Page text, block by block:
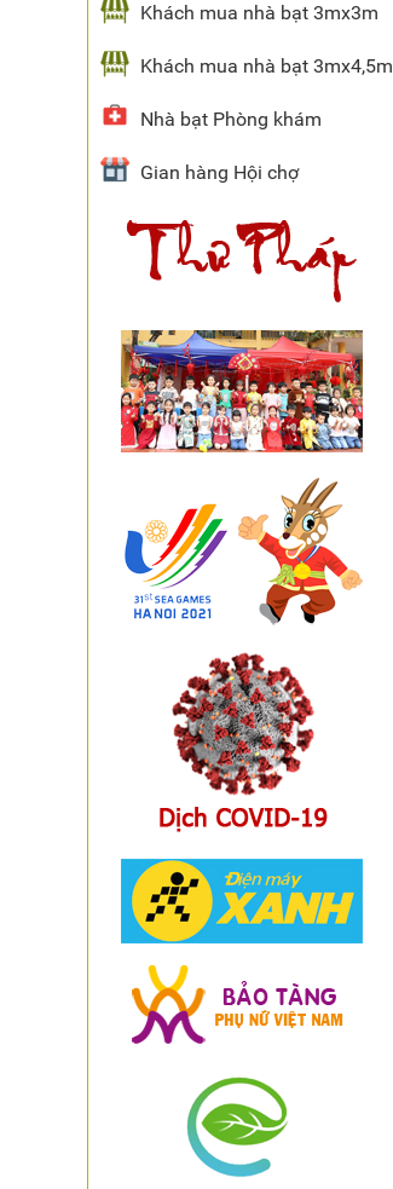
Khách mua nhà bạt 3mx3m
Khách mua nhà bạt 3mx4,5m
Nhà bạt Phòng khám
Gian hàng Hội chợ